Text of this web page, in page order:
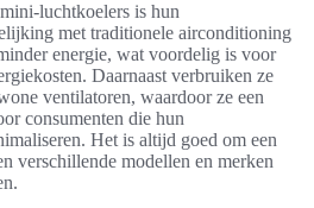
luchtkoelers is hun
met traditionele airconditioning
energie, wat voordelig is voor
Daarnaast verbruiken ze
ventilatoren, waardoor ze een
consumenten die hun
Het is altijd goed om een
verschillende modellen en merken